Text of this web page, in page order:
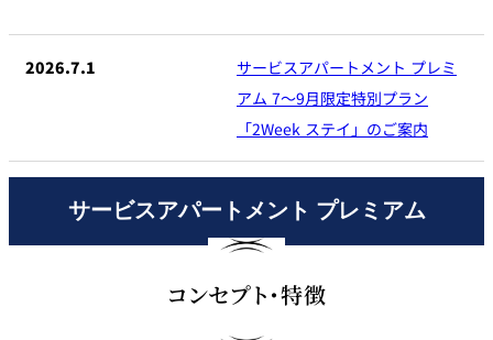
2026.7.1
サービスアパートメント プレミ
アム 7～9月限定特別プラン
「2Week ステイ」のご案内
サービスアパートメント プレミアム
コンセプト・特徴